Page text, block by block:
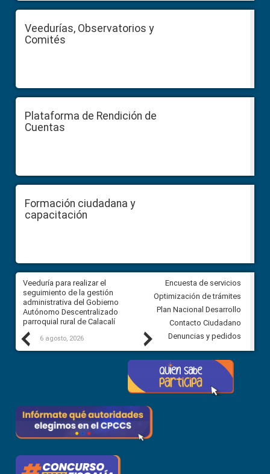
Veedurías, Observatorios y
Comités
Plataforma de Rendición de
Cuentas
Formación ciudadana y
capacitación
Previous
Veeduría para realizar el
seguimiento de la gestión
administrativa del Gobierno
Autónomo Descentralizado
parroquial rural de Calacalí
6 agosto, 2026
Veeduría para vigilar los
derivados de la Audiencia
comunidad Urbina, parroquia
Carolina
5 agosto, 2026
Next
Encuesta de servicios
Optimización de trámites
Plan Nacional Desarrollo
Contacto Ciudadano
Denuncias y pedidos